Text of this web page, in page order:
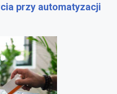
przy automatyzacji